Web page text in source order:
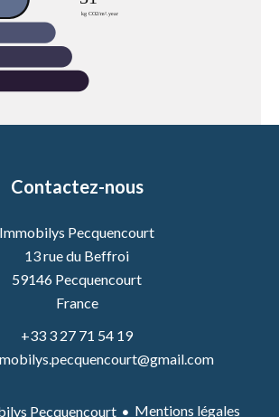
Contactez-nous
Immobilys Pecquencourt
13 rue du Beffroi
59146 Pecquencourt
France
+33 3 27 71 54 19
Pecquencourt Mentions légales